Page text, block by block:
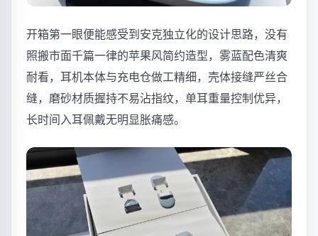
开箱第一眼便能感受到安克独立化的设计思路，没有
照搬市面千篇一律的苹果风简约造型，雾蓝配色清爽
耐看，耳机本体与充电仓做工精细，壳体接缝严丝合
缝，磨砂材质握持不易沾指纹，单耳重量控制优异，
长时间入耳佩戴无明显胀痛感。